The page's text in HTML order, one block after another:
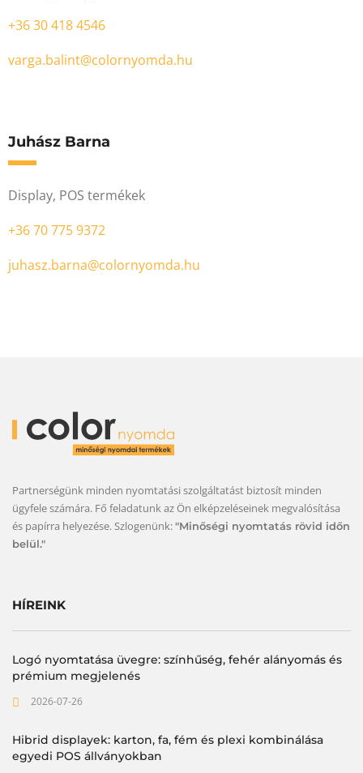
+36 30 418 4546
varga.balint@colornyomda.hu
Juhász Barna
Display, POS termékek
+36 70 775 9372
juhasz.barna@colornyomda.hu
Partnerségünk minden nyomtatási szolgáltatást biztosít minden
ügyfele számára. Fő feladatunk az Ön elképzeléseinek megvalósítása
és papírra helyezése. Szlogenünk:"Minőségi nyomtatás rövid időn
belül."
HÍREINK
Logó nyomtatása üvegre: színhűség, fehér alányomás és
prémium megjelenés
2026-07-26
Hibrid displayek: karton, fa, fém és plexi kombinálása
egyedi POS állványokban